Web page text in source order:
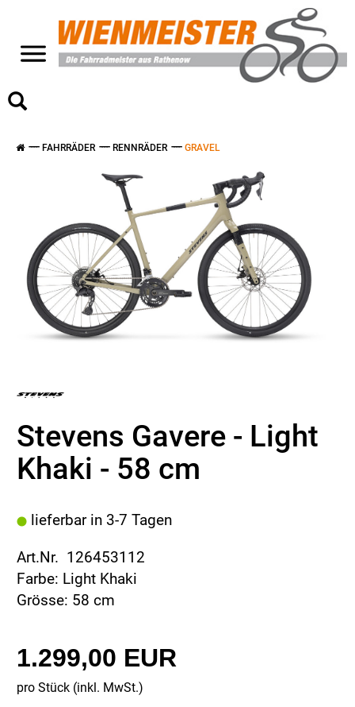
FAHRRÄDER RENNRÄDER GRAVEL
Stevens Gavere - Light
Khaki - 58 cm
lieferbar in 3-7 Tagen
Art.Nr. 126453112
Farbe: Light Khaki
Grösse: 58 cm
1.299,00 EUR
pro Stück (inkl. MwSt.)